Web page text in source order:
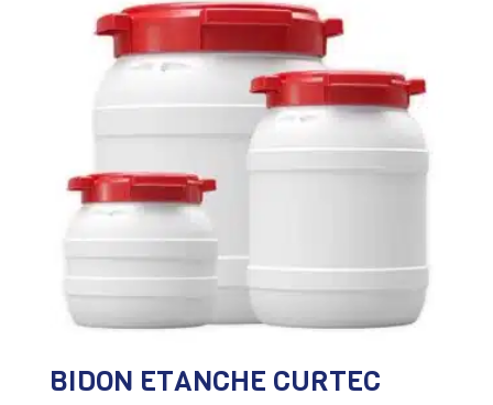
BIDON ETANCHE CURTEC